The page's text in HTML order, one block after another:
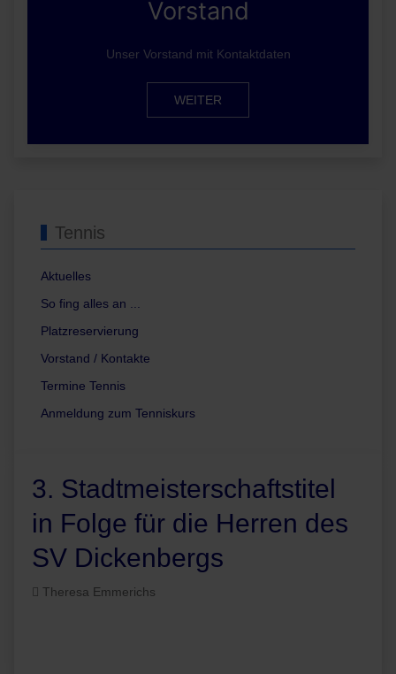
Vorstand
Unser Vorstand mit Kontaktdaten
WEITER
Tennis
Aktuelles
So fing alles an ...
Platzreservierung
Vorstand / Kontakte
Termine Tennis
Anmeldung zum Tenniskurs
3. Stadtmeisterschaftstitel
in Folge für die Herren des
SV Dickenbergs
Theresa Emmerichs